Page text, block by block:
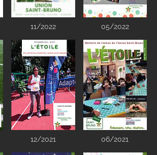
11/2022 05/2022
12/2021 06/2021